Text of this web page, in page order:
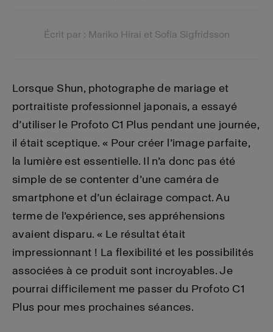
Écrit par : Mariko Hirai et Sofia Sigfridsson
Lorsque Shun, photographe de mariage et
portraitiste professionnel japonais, a essayé
d’utiliser le Profoto C1 Plus pendant une journée,
il était sceptique. « Pour créer l’image parfaite,
la lumière est essentielle. Il n’a donc pas été
simple de se contenter d’une caméra de
smartphone et d’un éclairage compact. Au
terme de l’expérience, ses appréhensions
avaient disparu. « Le résultat était
impressionnant ! La flexibilité et les possibilités
associées à ce produit sont incroyables. Je
pourrai difficilement me passer du Profoto C1
Plus pour mes prochaines séances.